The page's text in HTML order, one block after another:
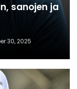
sanojen ja
30, 2025